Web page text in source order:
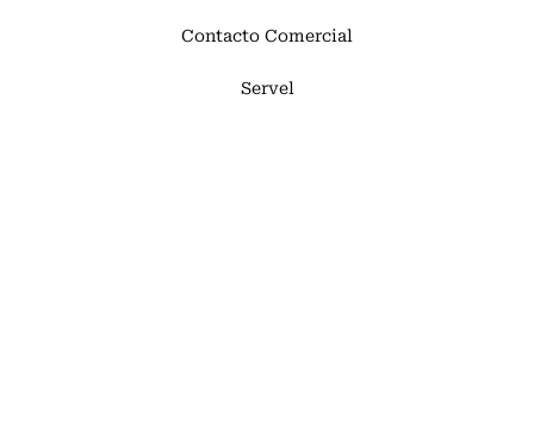
Contacto Comercial
Servel